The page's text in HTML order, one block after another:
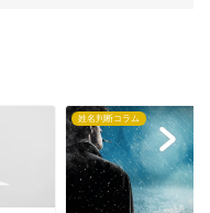
姓名判断コラム